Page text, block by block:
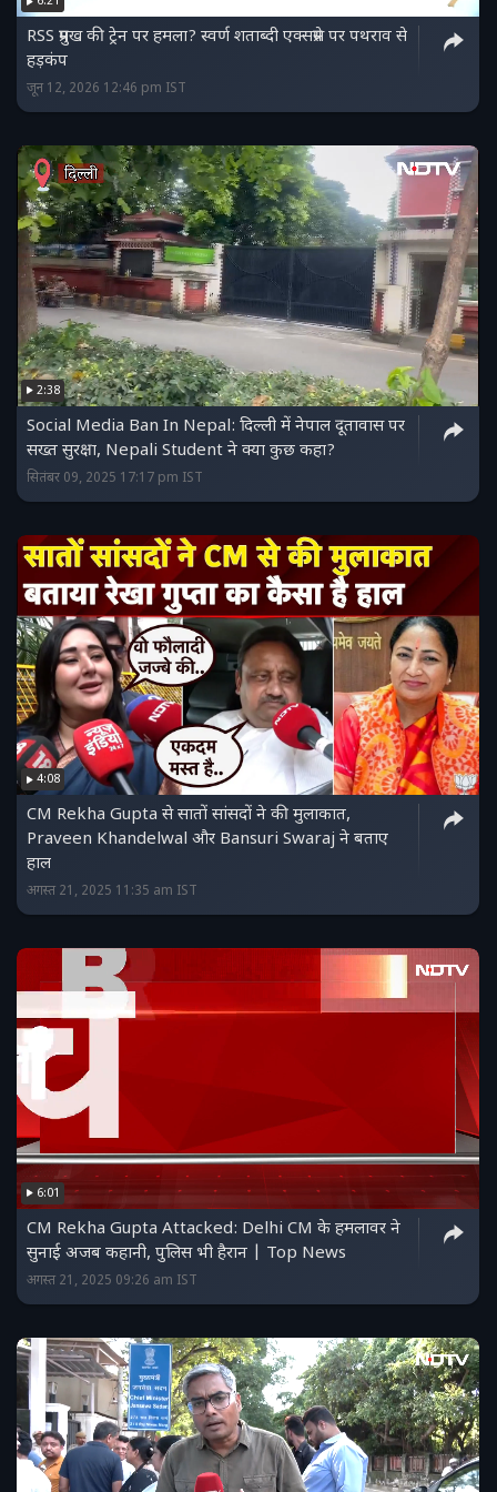
RSS प्रमुख की ट्रेन पर हमला? स्वर्ण शताब्दी एक्सप्रेस पर पथराव से
हड़कंप
जून 12, 2026 12:46 pm IST
2:38
Social Media Ban In Nepal: दिल्ली में नेपाल दूतावास पर
सख्त सुरक्षा, Nepali Student ने क्या कुछ कहा?
सितंबर 09, 2025 17:17 pm IST
4:08
CM Rekha Gupta से सातों सांसदों ने की मुलाकात,
Praveen Khandelwal और Bansuri Swaraj ने बताए
हाल
अगस्त 21, 2025 11:35 am IST
6:01
CM Rekha Gupta Attacked: Delhi CM के हमलावर ने
सुनाई अजब कहानी, पुलिस भी हैरान | Top News
अगस्त 21, 2025 09:26 am IST